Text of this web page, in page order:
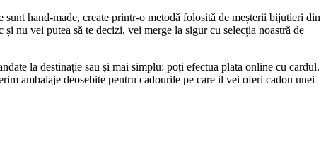
hand-made, create printr-o metodă folosită de meșterii bijutieri din
nu vei putea să te decizi, vei merge la sigur cu selecția noastră de
la destinație sau și mai simplu: poți efectua plata online cu cardul.
ambalaje deosebite pentru cadourile pe care il vei oferi cadou unei